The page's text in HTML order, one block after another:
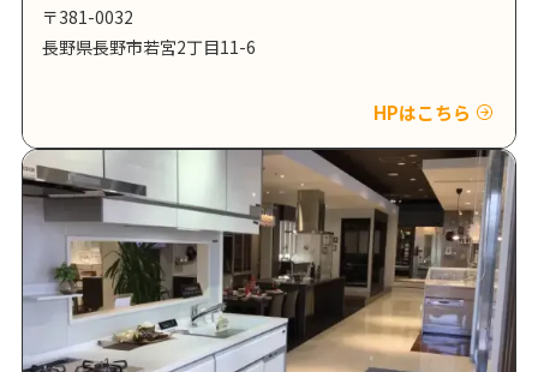
〒381-0032
長野県長野市若宮2丁目11-6
HPはこちら